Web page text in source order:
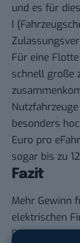
und es für
I
Für eine
schnell große
besonders
Euro pro
sogar bis zu
Fazit
Mehr Gewinn
elektrischen
Die